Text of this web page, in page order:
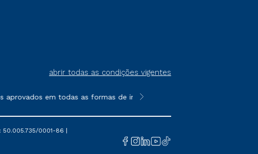
abrir todas as condições vigentes
em todas as formas de ingresso, exceto na prova on-line
**Semipresencial é um formato do
0001-86 |